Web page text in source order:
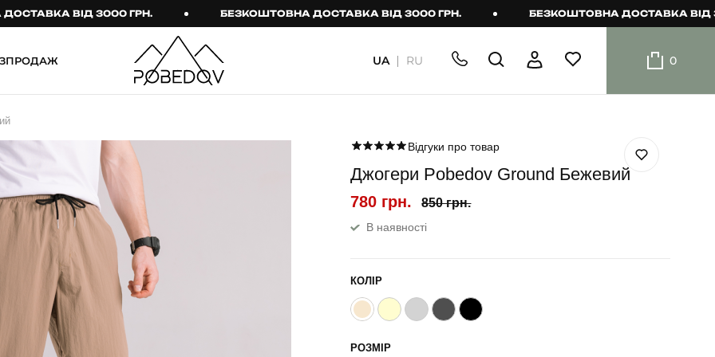
ВІД 3000 ГРН. БЕЗКОШТОВНА ДОСТАВКА ВІД 3000 ГРН. БЕЗКОШТОВНА ДОСТАВКА ВІД 3000
Спортивні штани
Лосини
Джинси
КОМПЛЕКТИ
Куртка й штани
шорти
Шорти
UA RU 0
Відгуки про товар
Джогери Pobedov Ground Бежевий
780 грн. 850 грн.
В наявності
КОЛІР
РОЗМІР